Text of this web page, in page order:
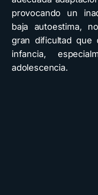
provocando un
baja autoestima,
gran dificultad que
infancia,
adolescencia.